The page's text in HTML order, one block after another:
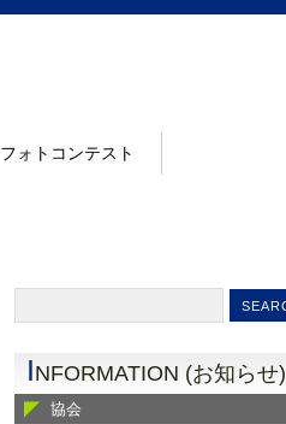
フォトコンテスト
INFORMATION (お知らせ)
協会